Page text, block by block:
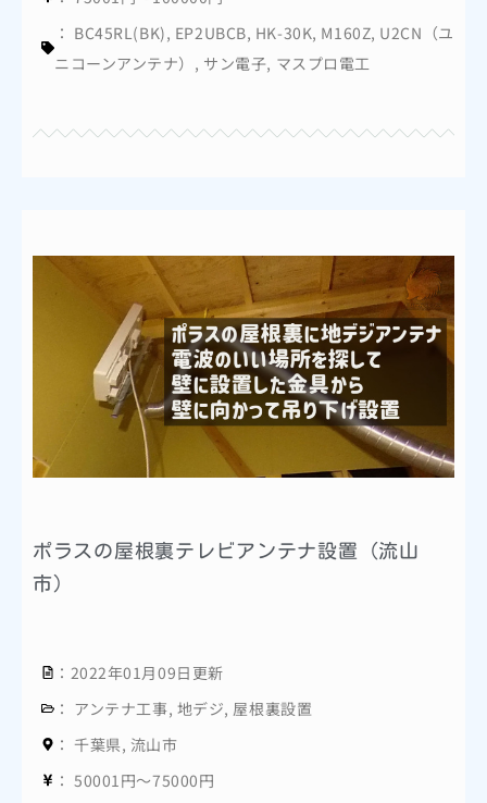
： BC45RL(BK), EP2UBCB, HK-30K, M160Z, U2CN（ユ
ニコーンアンテナ） , サン電子, マスプロ電工
ポラスの屋根裏テレビアンテナ設置（流山
市）
：2022年01月09日更新
： アンテナ工事, 地デジ, 屋根裏設置
： 千葉県, 流山市
： 50001円～75000円